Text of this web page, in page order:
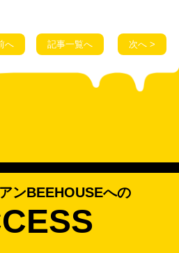
へ 記事一覧へ 次へ >
ンBEEHOUSEへの